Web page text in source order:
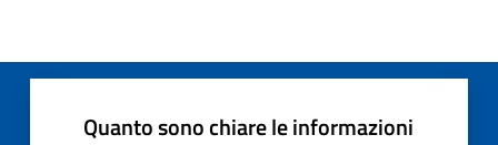
Quanto sono chiare le informazioni